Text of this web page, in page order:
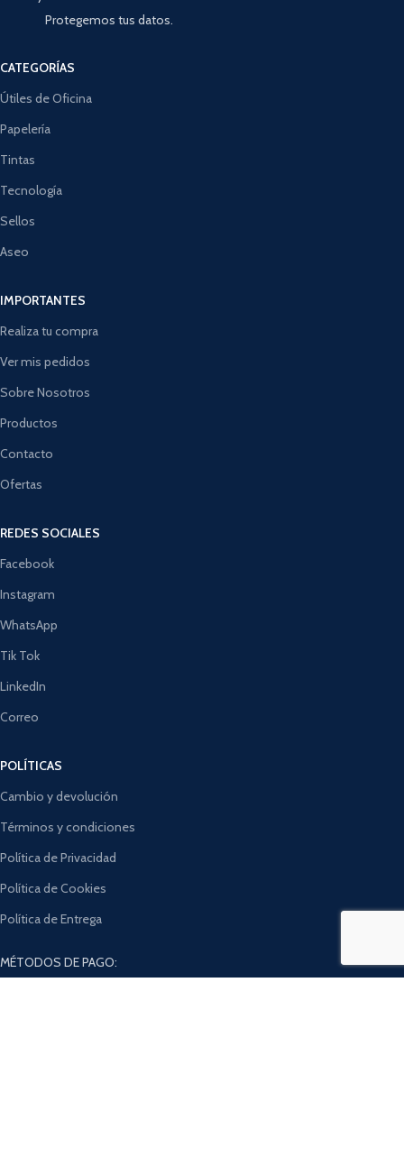
Protegemos tus datos.
CATEGORÍAS
Útiles de Oficina
Papelería
Tintas
Tecnología
Sellos
Aseo
IMPORTANTES
Realiza tu compra
Ver mis pedidos
Sobre Nosotros
Productos
Contacto
Ofertas
REDES SOCIALES
Facebook
Instagram
WhatsApp
Tik Tok
LinkedIn
Correo
POLÍTICAS
Cambio y devolución
Términos y condiciones
Política de Privacidad
Política de Cookies
Política de Entrega
MÉTODOS DE PAGO: